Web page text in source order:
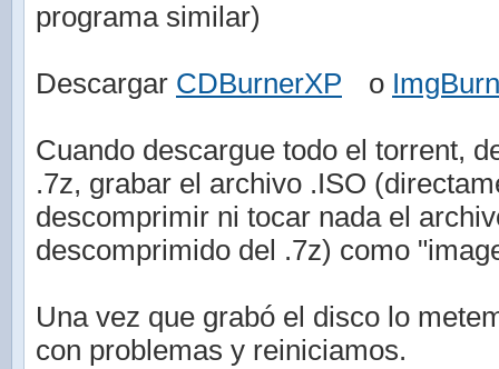
programa similar)
Descargar CDBurnerXP o ImgBurn
Cuando descargue todo el torrent,
.7z, grabar el archivo .ISO
descomprimir ni tocar nada el
descomprimido del .7z) como
Una vez que grabó el disco lo
con problemas y reiniciamos.